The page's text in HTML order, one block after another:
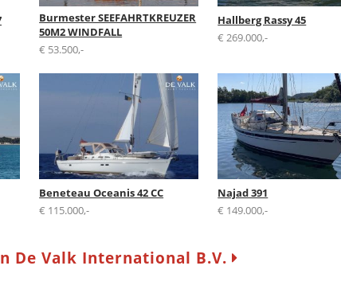
Burmester SEEFAHRTKREUZER
50M2 WINDFALL
€ 53.500,-
Hallberg Rassy 45
€ 269.000,-
Beneteau Oceanis 42 CC
€ 115.000,-
Najad 391
€ 149.000,-
De Valk International B.V.